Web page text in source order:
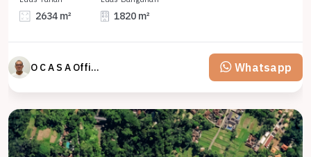
2634 m² 1820 m²
O C A S A Official property perfected Whatsapp